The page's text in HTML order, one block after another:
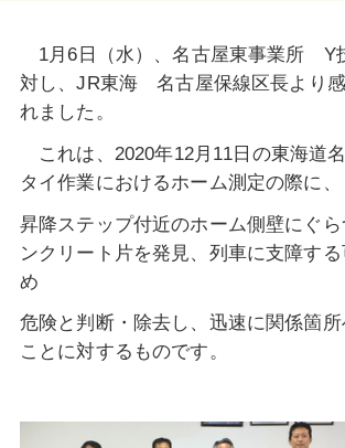
1月6日（水）、名古屋東事業所 Y
対し、JR東海 名古屋保線区長より
れました。
これは、2020年12月11日の東海道
タイ作業におけるホーム測定の際に、
昇降ステップ付近のホーム側壁にぐ
ンクリート片を発見、列車に支障す
め
危険と判断・除去し、迅速に関係箇
ことに対するものです。